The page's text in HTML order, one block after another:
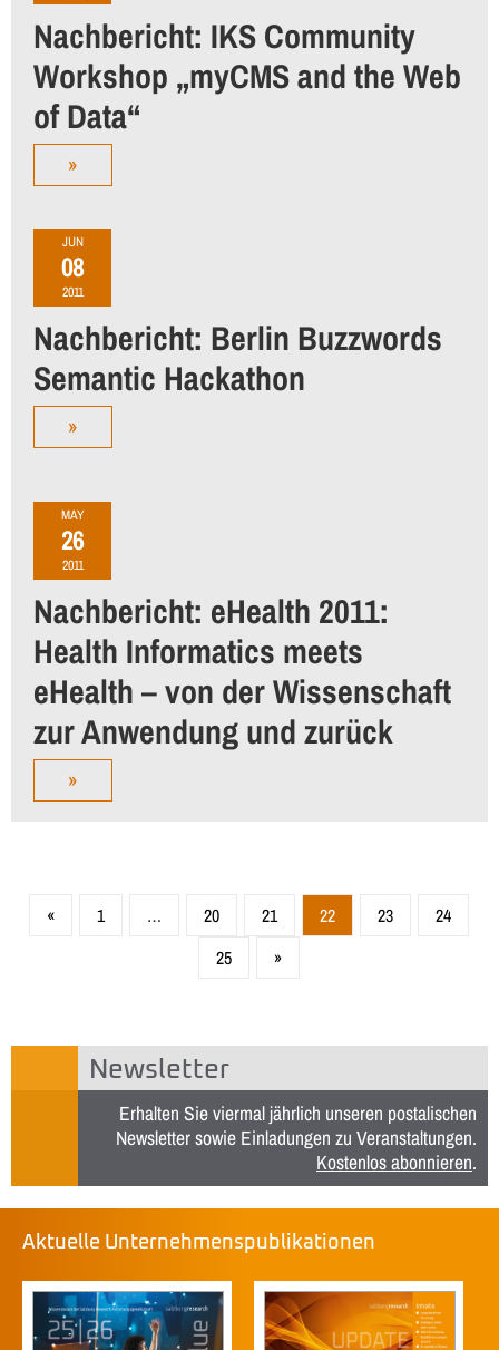
Nachbericht: IKS Community
Workshop „myCMS and the Web
of Data“
»
JUN
08
2011
Nachbericht: Berlin Buzzwords
Semantic Hackathon
»
MAY
26
2011
Nachbericht: eHealth 2011:
Health Informatics meets
eHealth – von der Wissenschaft
zur Anwendung und zurück
»
« 1 … 20 21 22 23
24
25
»
Newsletter
Erhalten Sie viermal jährlich unseren postalischen
Newsletter sowie Einladungen zu Veranstaltungen.
Kostenlos abonnieren.
Aktuelle Unternehmenspublikationen